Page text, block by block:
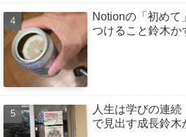
Notionの「初めて
つけること鈴木か
人生は学びの連
で見出す成長鈴木